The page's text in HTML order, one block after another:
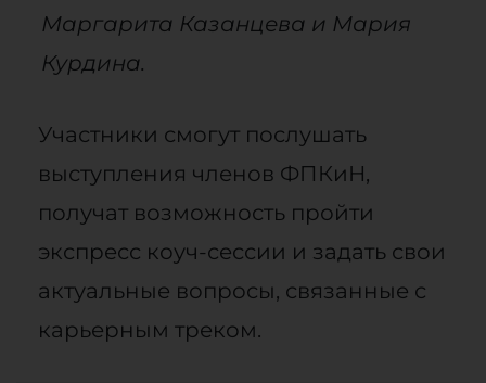
Маргарита Казанцева и Мария
Курдина.
Участники смогут послушать
выступления членов ФПКиН,
получат возможность пройти
экспресс коуч-сессии и задать свои
актуальные вопросы, связанные с
карьерным треком.